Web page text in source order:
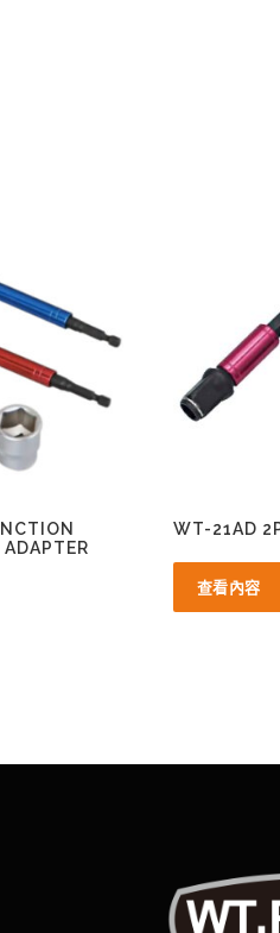
WT-21AD
查看內容